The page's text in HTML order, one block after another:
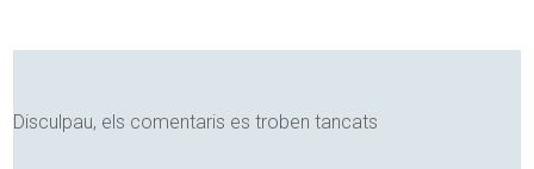
Disculpau, els comentaris es troben tancats